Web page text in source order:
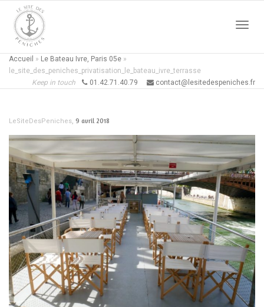
Accueil » Le Bateau Ivre, Paris 05e »
le_site_des_peniches_privatisation_le_bateau_ivre_terrasse
Keep in touch
01.42.71.40.79 contact@lesitedespeniches.fr
LeSiteDesPeniches, 9 avril 2018